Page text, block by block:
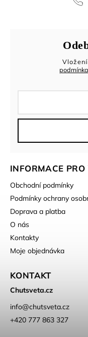
INFORMACE PRO
Obchodní podmínky
Podmínky ochrany
Doprava a platba
O nás
Kontakty
Moje objednávka
KONTAKT
Chutsveta.cz
info@chutsveta.cz
+420 777 863 327